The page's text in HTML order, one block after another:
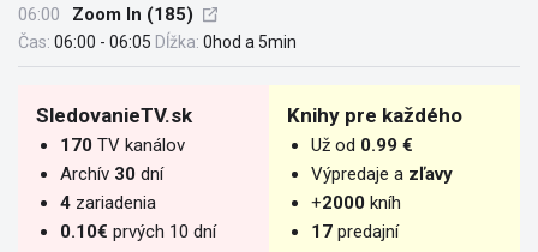
06:00 Zoom In (185)
Čas: 06:00 - 06:05 Dĺžka: 0hod a 5min
SledovanieTV.sk
170 TV kanálov
Archív 30 dní
4 zariadenia
0.10€ prvých 10 dní
Knihy pre každého
Už od 0.99 €
Výpredaje a zľavy
+2000 kníh
17 predajní